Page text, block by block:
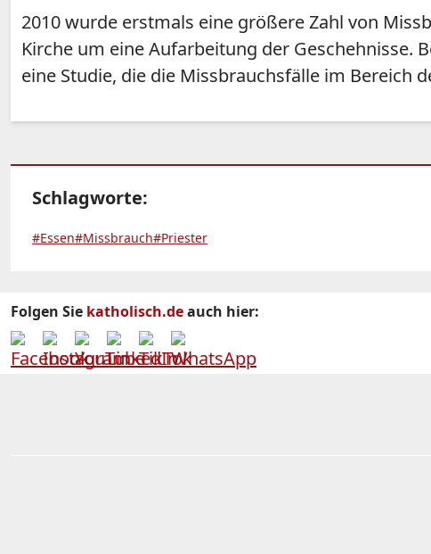
2010 wurde erstmals eine größere Zahl von
Kirche um eine Aufarbeitung der Geschehnisse.
eine Studie, die die Missbrauchsfälle im Bereich
Schlagworte:
#Essen#Missbrauch#Priester
Folgen Sie katholisch.deauch hier: